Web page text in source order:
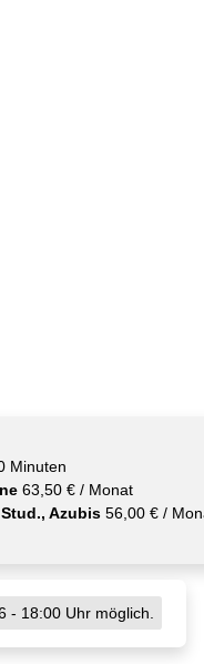
Minuten
63,50 € / Monat
Azubis 56,00 € /
- 18:00 Uhr möglich.